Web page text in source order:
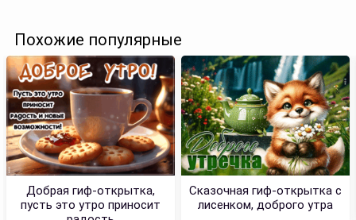
Похожие популярные
Добрая гиф-открытка,
пусть это утро приносит
Сказочная гиф-открытка с
лисенком, доброго утра